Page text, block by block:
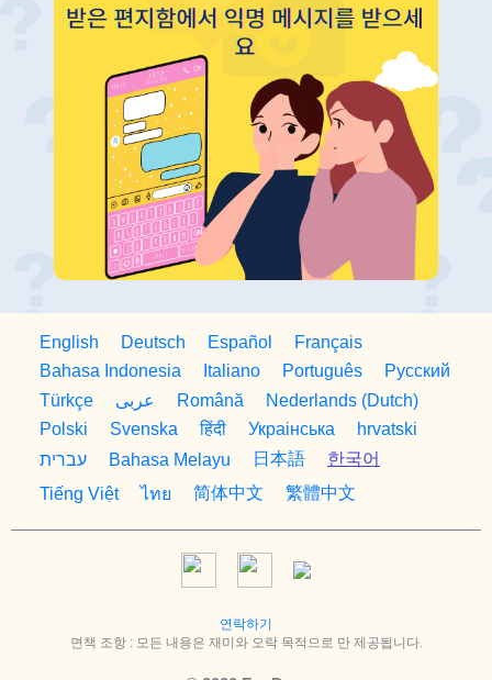
English Deutsch Español
Français
Bahasa Indonesia
Italiano Português
Русский
Türkçe
عربى Română
Nederlands (Dutch)
Polski
Svenska हिंदी Украiнська
hrvatski
עברית
Bahasa Melayu 日本語
한국어
Tiếng Việt
ไทย 简体中文 繁體中文
연락하기
면책 조항 : 모든 내용은 재미와 오락 목적으로 만 제공됩니다.